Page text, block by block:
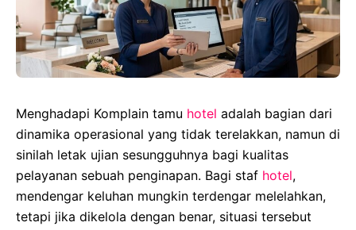
Menghadapi Komplain tamu hotel adalah bagian dari
dinamika operasional yang tidak terelakkan, namun di
sinilah letak ujian sesungguhnya bagi kualitas
pelayanan sebuah penginapan. Bagi staf hotel,
mendengar keluhan mungkin terdengar melelahkan,
tetapi jika dikelola dengan benar, situasi tersebut